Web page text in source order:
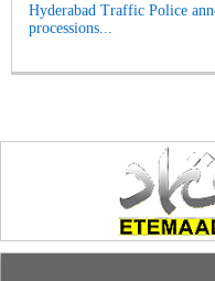
Hyderabad Traffic Police
processions...